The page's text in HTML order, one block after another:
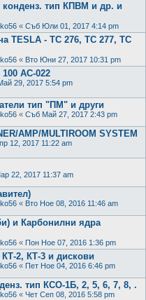
тип КПВМ и др. и
« Съб Юли 01, 2017 4:14 pm
TESLA - TC 276, TC 277, TC
« Вто Юни 27, 2017 10:31 pm
АС-022
29, 2017 5:54 pm
тип "ПМ" и други
« Съб Май 27, 2017 2:43 pm
AMP/MULTIROOM SYSTEM
12, 2017 11:22 am
22, 2017 11:37 am
« Вто Ное 08, 2016 11:46 am
и Карбонилни ядра
« Пон Ное 07, 2016 1:36 pm
2, КТ-3 и дискови
« Пет Ное 04, 2016 6:46 pm
тип КСО-1Б, 2, 5, 6, 7, 8, .
« Чет Сеп 08, 2016 5:58 pm